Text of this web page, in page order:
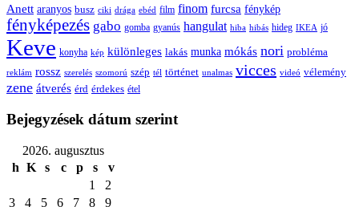
Anett aranyos busz ciki drága ebéd film finom furcsa fénykép
fényképezés gabo gomba gyanús hangulat hiba hibás hideg IKEA jó
Keve konyha kép különleges lakás munka mókás nori probléma
reklám rossz szerelés szomorú szép tél történet unalmas vicces videó vélemény
zene átverés érd érdekes étel
Bejegyzések dátum szerint
2026. augusztus
h K s c p s
v
1
2
3
4 5 6 7 8
9